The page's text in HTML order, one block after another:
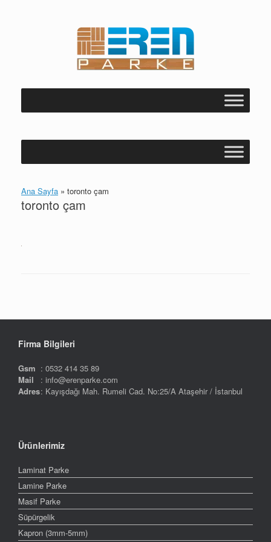
Ana Sayfa » toronto çam
toronto çam
Firma Bilgileri
Gsm : 0532 414 35 89
Mail
: info@erenparke.com
Adres: Kayışdağı Mah. Rumeli Cad. No:25/A Ataşehir / İstanbul
Ürünlerimiz
Laminat Parke
Lamine Parke
Masif Parke
Süpürgelik
Kapron (3mm-5mm)